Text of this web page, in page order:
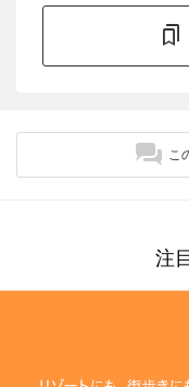
こ
注